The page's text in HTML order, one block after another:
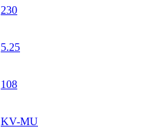
230
5.25
108
KV-MU